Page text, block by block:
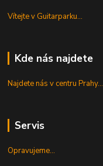
Vítejte v Guitarparku...
Kde nás najdete
Najdete nás v centru Prahy...
Servis
Opravujeme...